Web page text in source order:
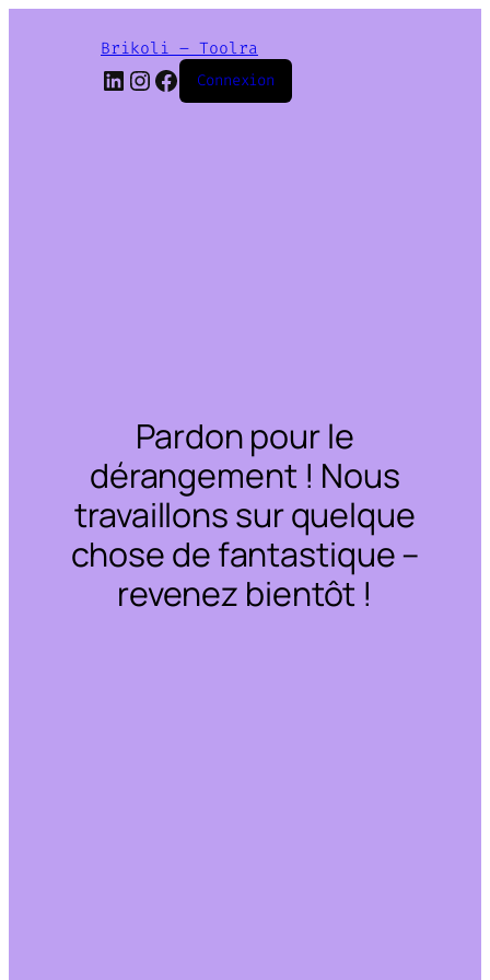
Brikoli – Toolra
LinkedIn
Instagram
Facebook
Connexion
Pardon pour le
dérangement ! Nous
travaillons sur quelque
chose de fantastique –
revenez bientôt !